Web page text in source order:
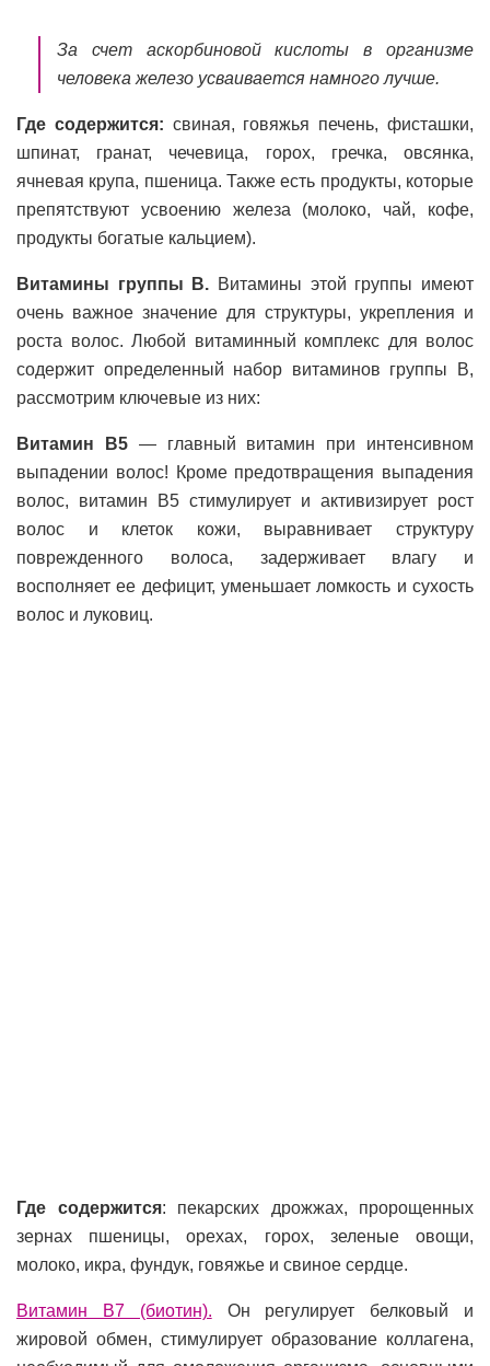
За счет аскорбиновой кислоты в организме
человека железо усваивается намного лучше.
Где содержится: свиная, говяжья печень, фисташки,
шпинат, гранат, чечевица, горох, гречка, овсянка,
ячневая крупа, пшеница. Также есть продукты, которые
препятствуют усвоению железа (молоко, чай, кофе,
продукты богатые кальцием).
Витамины группы В. Витамины этой группы имеют
очень важное значение для структуры, укрепления и
роста волос. Любой витаминный комплекс для волос
содержит определенный набор витаминов группы В,
рассмотрим ключевые из них:
Витамин В5— главный витамин при интенсивном
выпадении волос! Кроме предотвращения выпадения
волос, витамин В5 стимулирует и активизирует рост
волос и клеток кожи, выравнивает структуру
поврежденного волоса, задерживает влагу и
восполняет ее дефицит, уменьшает ломкость и сухость
волос и луковиц.
Где содержится: пекарских дрожжах, пророщенных
зернах пшеницы, орехах, горох, зеленые овощи,
молоко, икра, фундук, говяжье и свиное сердце.
Витамин В7 (биотин). Он регулирует белковый и
жировой обмен, стимулирует образование коллагена,